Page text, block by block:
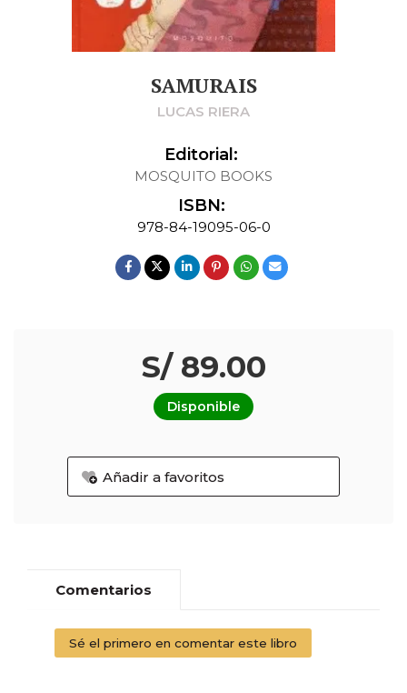
SAMURAIS
LUCAS RIERA
Editorial:
MOSQUITO BOOKS
ISBN:
978-84-19095-06-0
S/ 89.00
Disponible
Añadir a favoritos
Comentarios
Sé el primero en comentar este libro